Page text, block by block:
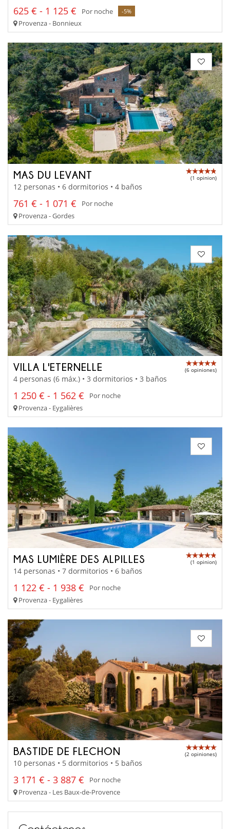
625 € - 1 125 € Por noche -5%
Provenza - Bonnieux
MAS DU LEVANT (1 opinion)
12 personas • 6 dormitorios • 4 baños
761 € - 1 071 €
Por noche
Provenza - Gordes
VILLA L'ETERNELLE (6 opiniones)
4 personas (6 máx.) • 3 dormitorios • 3 baños
1 250 € - 1 562 €
Por noche
Provenza - Eygalières
MAS LUMIÈRE DES ALPILLES (1 opinion)
14 personas • 7 dormitorios • 6 baños
1 122 € - 1 938 €
Por noche
Provenza - Eygalières
BASTIDE DE FLECHON (2 opiniones)
10 personas • 5 dormitorios • 5 baños
3 171 € - 3 887 €
Por noche
Provenza - Les Baux-de-Provence